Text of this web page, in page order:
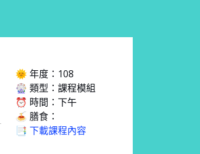
🌞 年度：108
🎡 類型：課程模組
⏰ 時間：下午
🍝 膳食：
📑 下載課程內容